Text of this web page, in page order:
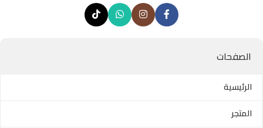
الصفحات
الرئيسية
المتجر